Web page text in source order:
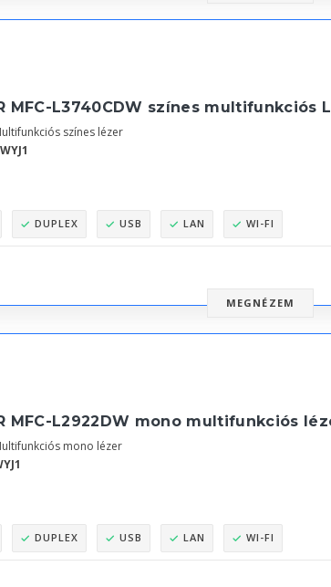
MFC-L3740CDW színes multifunkciós
színes lézer
DUPLEX USB LAN WI-FI
MEGNÉZEM
MFC-L2922DW mono multifunkciós
mono lézer
DUPLEX USB LAN WI-FI